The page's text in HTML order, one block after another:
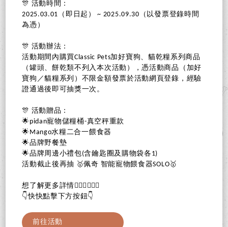
🎊 活動時間：
2025.03.01（即日起） ~ 2025.09.30（以發票登錄時間
為憑）
🎊 活動辦法：
活動期間內購買Classic Pets加好寶狗、貓乾糧系列商品
（罐頭、餅乾類不列入本次活動），憑活動商品（加好
寶狗／貓糧系列）不限金額發票於活動網頁登錄，經驗
證通過後即可抽獎一次。
🎊 活動贈品：
🌟pidan寵物儲糧桶-真空秤重款
🌟Mango水糧二合一餵食器
🌟品牌野餐墊
🌟品牌周邊小禮包(含鑰匙圈及購物袋各1)
活動截止後再抽 🥇佩奇 智能寵物餵食器SOLO🥇
想了解更多詳情🙋🏻‍♀️🙋🏻‍♂️
👇快快點擊下方按鈕👇
前往活動